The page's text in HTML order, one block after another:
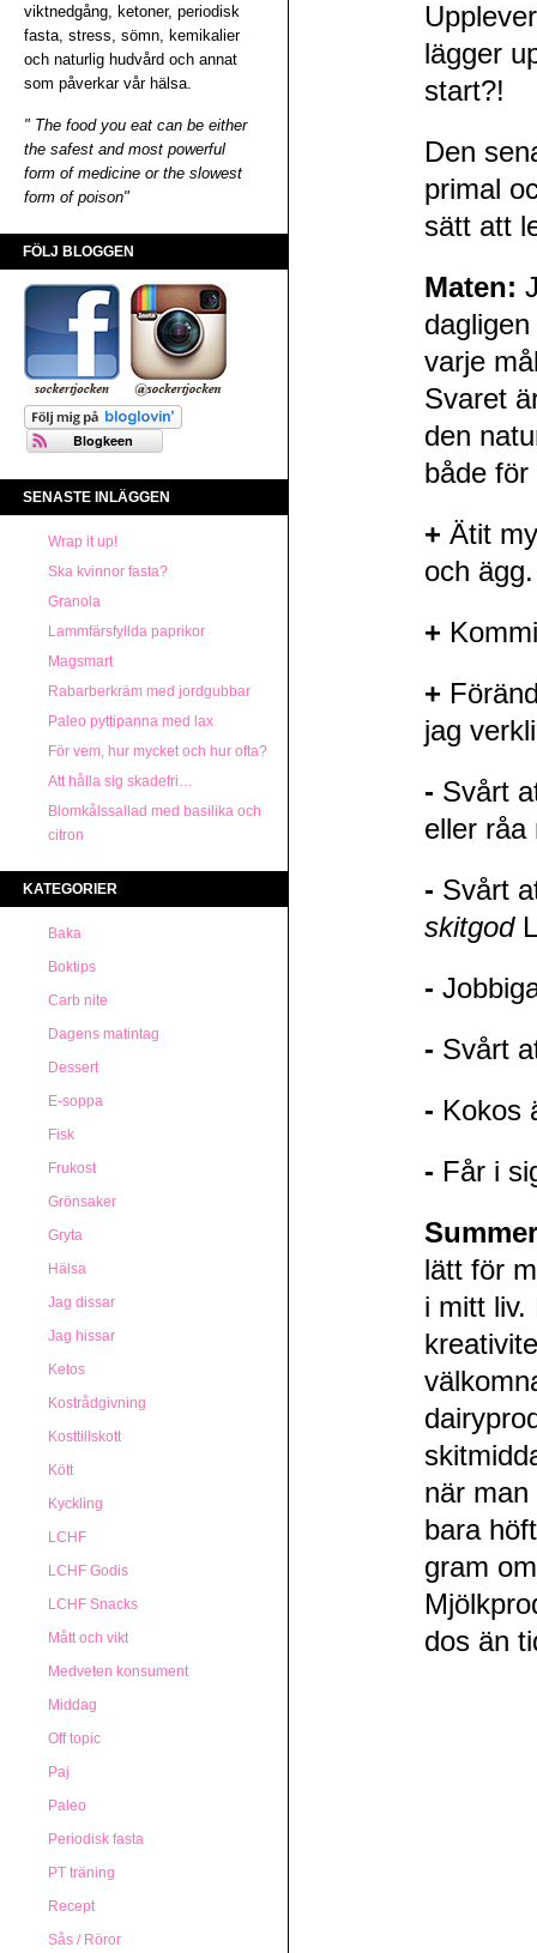
viktnedgång, ketoner, periodisk
fasta, stress, sömn, kemikalier
och naturlig hudvård och annat
som påverkar vår hälsa.
" The food you eat can be either
the safest and most powerful
form of medicine or the slowest
form of poison"
FÖLJ BLOGGEN
SENASTE INLÄGGEN
Wrap it up!
Ska kvinnor fasta?
Granola
Lammfärsfyllda paprikor
Magsmart
Rabarberkräm med jordgubbar
Paleo pyttipanna med lax
För vem, hur mycket och hur ofta?
Att hålla sig skadefri…
Blomkålssallad med basilika och
citron
KATEGORIER
Baka
Boktips
Carb nite
Dagens matintag
Dessert
E-soppa
Fisk
Frukost
Grönsaker
Gryta
Hälsa
Jag dissar
Jag hissar
Ketos
Kostrådgivning
Kosttillskott
Kött
Kyckling
LCHF
LCHF Godis
LCHF Snacks
Mått och vikt
Medveten konsument
Middag
Off topic
Paj
Paleo
Periodisk fasta
PT träning
Recept
Sås / Röror
lägger
start?!
Den
primal
sätt att
Maten:
varje
Svaret
den
både
+ Ätit
och ägg.
+
+
jag
- Svårt
eller råa
- Svårt
skitgod
-
- Svårt
- Kokos
- Får i
lätt för
i mitt liv.
när
bara
gram
dos än